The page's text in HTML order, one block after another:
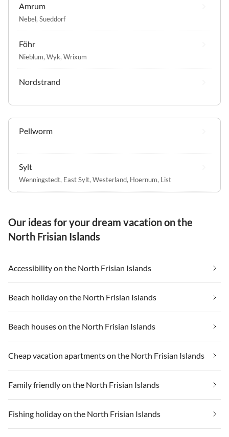
Amrum
Nebel, Sueddorf
Föhr
Nieblum, Wyk, Wrixum
Nordstrand
Pellworm
Sylt
Wenningstedt, East Sylt, Westerland, Hoernum, List
Our ideas for your dream vacation on the
North Frisian Islands
Accessibility on the North Frisian Islands
Beach holiday on the North Frisian Islands
Beach houses on the North Frisian Islands
Cheap vacation apartments on the North Frisian Islands
Family friendly on the North Frisian Islands
Fishing holiday on the North Frisian Islands